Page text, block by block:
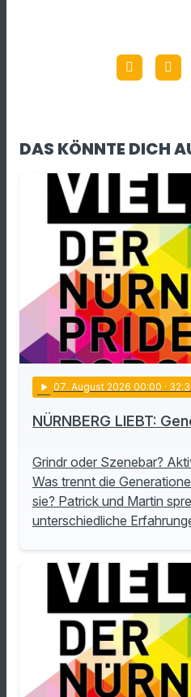
DAS KÖNNTE DICH
play_arrow 07. August 2026 00:00 ·
NÜRNBERG LIEBT:
Grindr oder Szenebar?
Was trennt die
sie? Patrick und Martin
unterschiedliche